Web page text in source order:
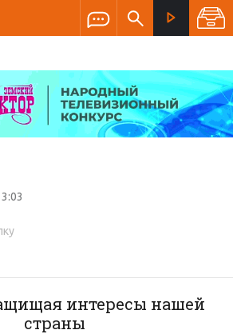
интересы нашей
страны